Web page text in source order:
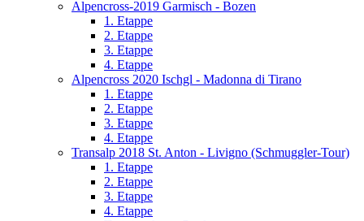
Alpencross-2019 Garmisch - Bozen
1. Etappe
2. Etappe
3. Etappe
4. Etappe
Alpencross 2020 Ischgl - Madonna di Tirano
1. Etappe
2. Etappe
3. Etappe
4. Etappe
Transalp 2018 St. Anton - Livigno (Schmuggler-Tour)
1. Etappe
2. Etappe
3. Etappe
4. Etappe